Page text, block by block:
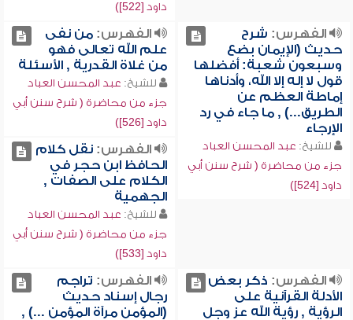
داود [522])
الفهرس: شرح
حديث (الإيمان بضع
وسبعون شعبة: أفضلها
قول لا إله إلا الله، وأدناها
إماطة العظم عن
الطريق...) , ما جاء في رد
الإرجاء
للشيخ: عبد المحسن العباد
جزء من محاضرة ( شرح سنن أبي
داود [524])
الفهرس:من نفى
علم الله تعالى فهو
من غلاة القدرية , الأسئلة
للشيخ: عبد المحسن العباد
جزء من محاضرة ( شرح سنن أبي
داود [526])
الفهرس:نقل كلام
الحافظ ابن حجر في
الكلام على الصفات ,
الجهمية
للشيخ: عبد المحسن العباد
جزء من محاضرة ( شرح سنن أبي
داود [533])
الفهرس: ذكر بعض
الأدلة القرآنية على
الرؤية , رؤية الله عز وجل
الفهرس: تراجم
رجال إسناد حديث
(المؤمن مرآة المؤمن ...) ,